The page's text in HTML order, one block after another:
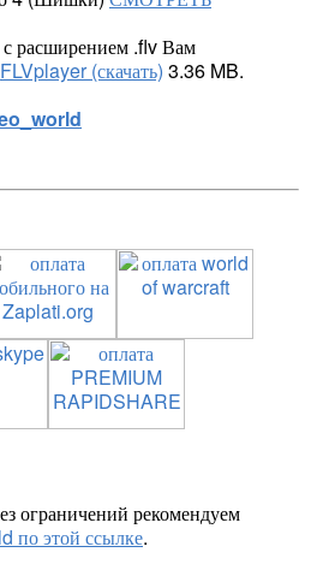
расширением .flv Вам
FLVplayer (скачать) 3.36 MB.
ограничений рекомендуем
по этой ссылке.